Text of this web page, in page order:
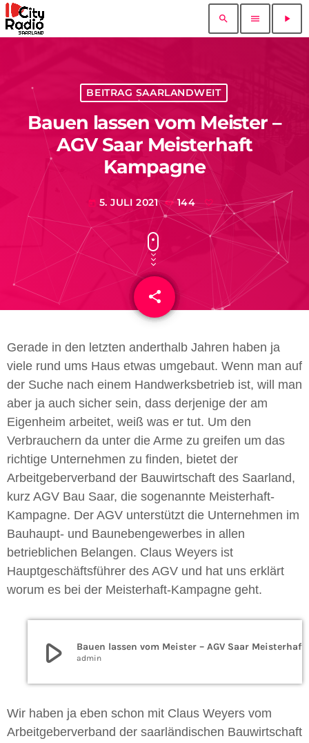
search menu play_arrow
BEITRAG SAARLANDWEIT
Bauen lassen vom Meister –
AGV Saar Meisterhaft
Kampagne
today 5. JULI 2021 144
share
email
Gerade in den letzten anderthalb Jahren haben ja
viele rund ums Haus etwas umgebaut. Wenn man auf
der Suche nach einem Handwerksbetrieb ist, will man
aber ja auch sicher sein, dass derjenige der am
Eigenheim arbeitet, weiß was er tut. Um den
Verbrauchern da unter die Arme zu greifen um das
richtige Unternehmen zu finden, bietet der
Arbeitgeberverband der Bauwirtschaft des Saarland,
kurz AGV Bau Saar, die sogenannte Meisterhaft-
Kampagne. Der AGV unterstützt die Unternehmen im
Bauhaupt- und Baunebengewerbes in allen
betrieblichen Belangen. Claus Weyers ist
Hauptgeschäftsführer des AGV und hat uns erklärt
worum es bei der Meisterhaft-Kampagne geht.
play_arrow admin
Wir haben ja eben schon mit Claus Weyers vom
Arbeitgeberverband der saarländischen Bauwirtschaft